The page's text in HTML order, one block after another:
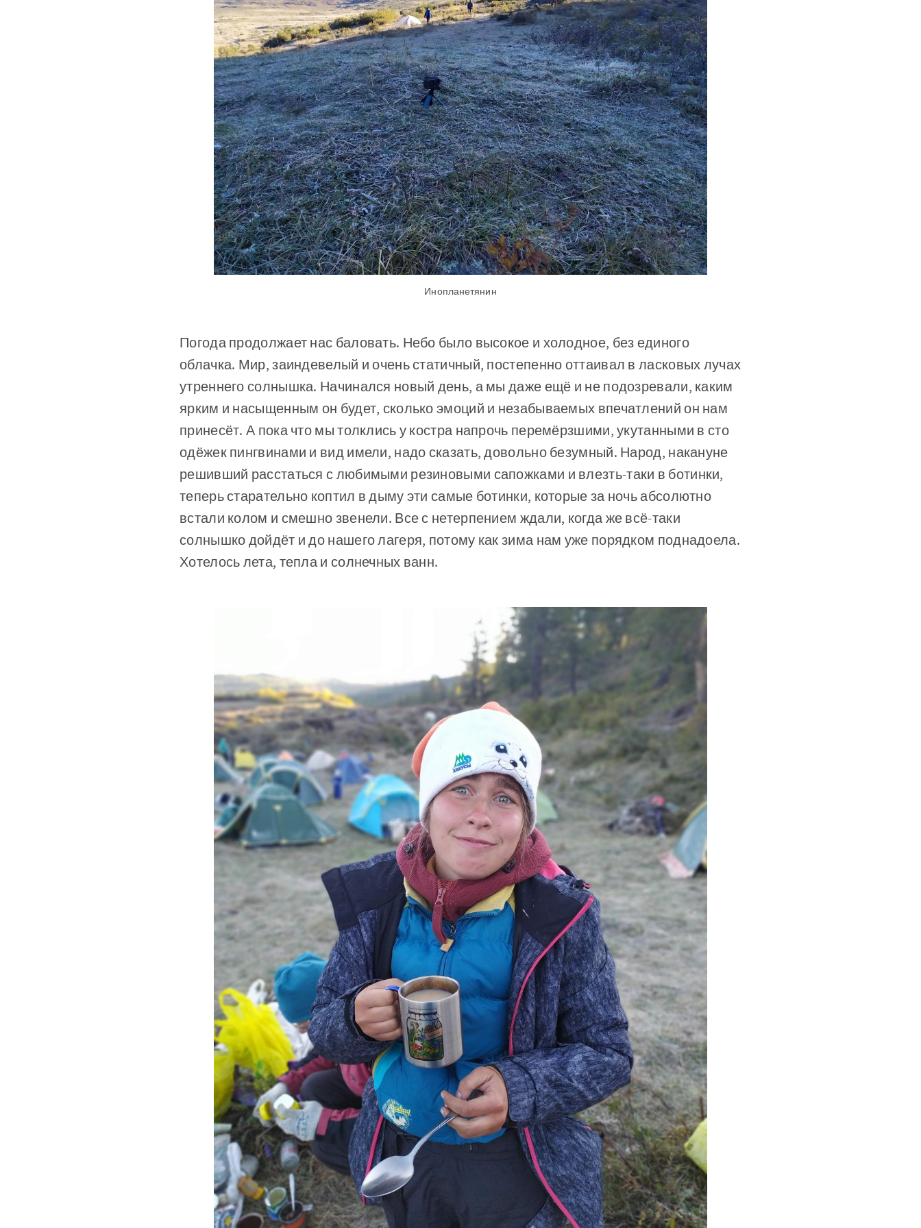
Инопланетянин
Погода продолжает нас баловать. Небо было высокое и холодное, без единого
облачка. Мир, заиндевелый и очень статичный, постепенно оттаивал в ласковых лучах
утреннего солнышка. Начинался новый день, а мы даже ещё и не подозревали, каким
ярким и насыщенным он будет, сколько эмоций и незабываемых впечатлений он нам
принесёт. А пока что мы толклись у костра напрочь перемёрзшими, укутанными в сто
одёжек пингвинами и вид имели, надо сказать, довольно безумный. Народ, накануне
решивший расстаться с любимыми резиновыми сапожками и влезть-таки в ботинки,
теперь старательно коптил в дыму эти самые ботинки, которые за ночь абсолютно
встали колом и смешно звенели. Все с нетерпением ждали, когда же всё-таки
солнышко дойдёт и до нашего лагеря, потому как зима нам уже порядком поднадоела.
Хотелось лета, тепла и солнечных ванн.